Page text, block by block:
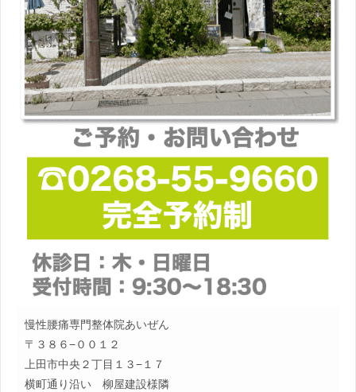
慢性腰痛専門整体院あいぜん
〒３８６−００１２
上田市中央２丁目１３−１７
横町通り沿い 柳屋建設様隣